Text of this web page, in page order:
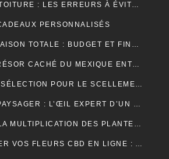
CHANGEMENT DE TOITURE : LES ERREURS À ÉVITER
PERSONNALISÉS
RÉNOVATION DE MAISON TOTALE : BUDGET ET FINANCEMENT
ISLA MUJERES : TRÉSOR CACHÉ DU MEXIQUE ENTRE PLAGES DE RÊVE ET AVENTURES TROPICALES
LES CRITÈRES DE SÉLECTION POUR LE SCELLEMENT DE TUILE DE RIVE
L’AMÉNAGEMENT PAYSAGER : L’ŒIL EXPERT D’UN JARDINIER
LES SECRETS DE LA MULTIPLICATION DES PLANTES PAR UN JARDINIER
POURQUOI ACHETER VOS FLEURS CBD EN LIGNE : AVANTAGES, BIENFAITS ET CONSEILS